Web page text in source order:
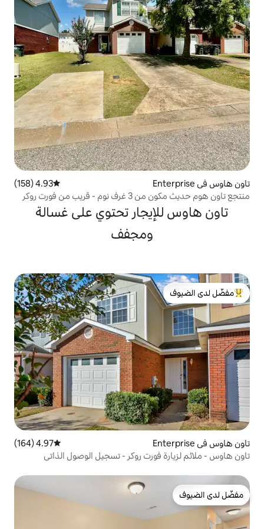
متوسط التقييم 4.93 من 5، 158 مراجعات
4.93 (158)
فورت روكر
تحتوي على غسالة
الضيوف
متوسط التقييم 4.97 من 5، 164 مراجعات
4.97 (164)
روكر - تسجيل الوصول الذاتي